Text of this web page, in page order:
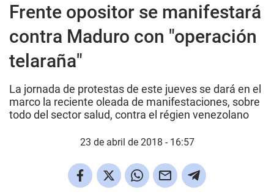
Frente opositor se manifestará
contra Maduro con "operación
telaraña"
La jornada de protestas de este jueves se dará en el
marco la reciente oleada de manifestaciones, sobre
todo del sector salud, contra el régien venezolano
23 de abril de 2018 - 16:57